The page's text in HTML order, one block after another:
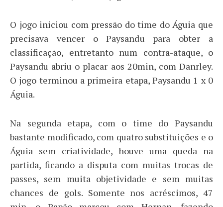
O jogo iniciou com pressão do time do Águia que
precisava vencer o Paysandu para obter a
classificação, entretanto num contra-ataque, o
Paysandu abriu o placar aos 20min, com Danrley.
O jogo terminou a primeira etapa, Paysandu 1 x 0
Águia.
Na segunda etapa, com o time do Paysandu
bastante modificado, com quatro substituições e o
Águia sem criatividade, houve uma queda na
partida, ficando a disputa com muitas trocas de
passes, sem muita objetividade e sem muitas
chances de gols. Somente nos acréscimos, 47